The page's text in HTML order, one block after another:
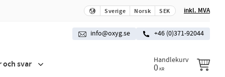
Sverige Norsk SEK inkl. MVA
och svar
info@oxyg.se +46 (0)371-92044
Handlekurv
0KR